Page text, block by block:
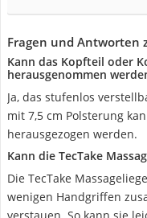
Fragen und Antworten
Kann das Kopfteil oder
herausgenommen
Ja, das stufenlos
mit 7,5 cm Polsterung
herausgezogen werden.
Kann die TecTake
Die TecTake
wenigen Handgriffen